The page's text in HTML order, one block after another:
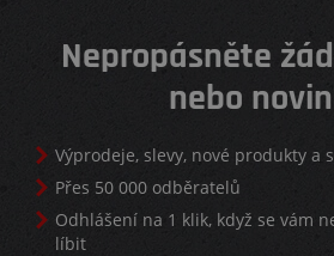
Nepropásněte
nebo
Výprodeje, slevy, nové produkty a
Přes 50 000 odběratelů
Odhlášení na 1 klik, když se vám
líbit